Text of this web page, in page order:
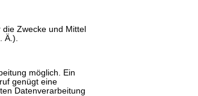
Zwecke und Mittel
Ä.).
möglich. Ein
genügt eine
Datenverarbeitung